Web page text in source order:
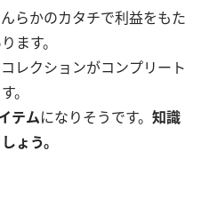
らかのカタチで利益をもた
ます。
レクションがコンプリート
。
テムになりそうです。 知識
ょう。